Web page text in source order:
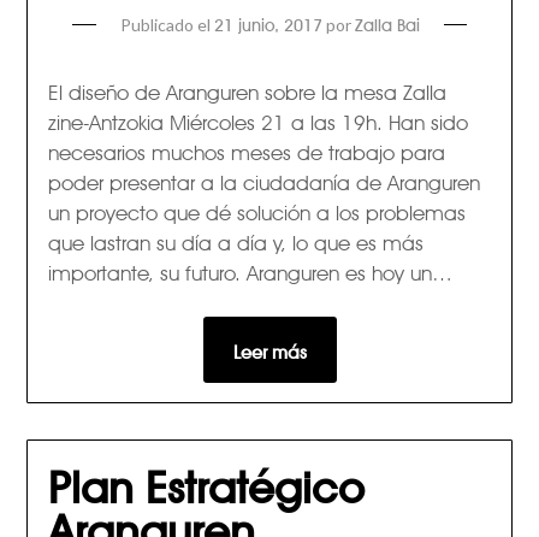
Publicado el 21 junio, 2017 por Zalla Bai
El diseño de Aranguren sobre la mesa Zalla
zine-Antzokia Miércoles 21 a las 19h. Han sido
necesarios muchos meses de trabajo para
poder presentar a la ciudadanía de Aranguren
un proyecto que dé solución a los problemas
que lastran su día a día y, lo que es más
importante, su futuro. Aranguren es hoy un…
Leer más
Plan Estratégico
Aranguren